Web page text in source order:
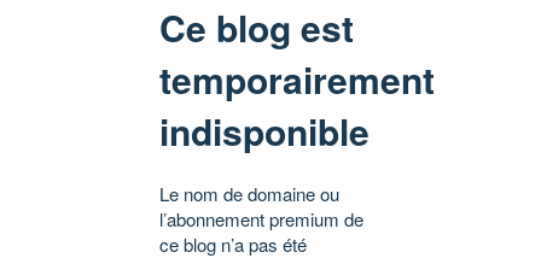
Ce blog est
temporairement
indisponible
Le nom de domaine ou
l’abonnement premium de
ce blog n’a pas été